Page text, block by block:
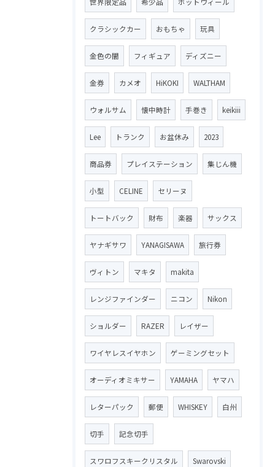
世界限定品 希少品 ホットウィール
クラシックカー おもちゃ 玩具
金色の闇 フィギュア ディズニー
金券 カメオ HiKOKI WALTHAM
ウォルサム 懐中時計 手巻き keikiii
Lee トランク お盆休み 2023
商品券 プレイステーション 集じん機
小型 CELINE セリーヌ
トートバック 財布 楽器 サックス
ヤナギサワ YANAGISAWA 旅行券
ヴィトン マキタ makita
レンジファインダー ニコン Nikon
ショルダー RAZER レイザー
ワイヤレスイヤホン ゲーミングセット
オーディオミキサー YAMAHA ヤマハ
レターパック 郵便 WHISKEY 白州
切手 記念切手
スワロフスキークリスタル Swarovski